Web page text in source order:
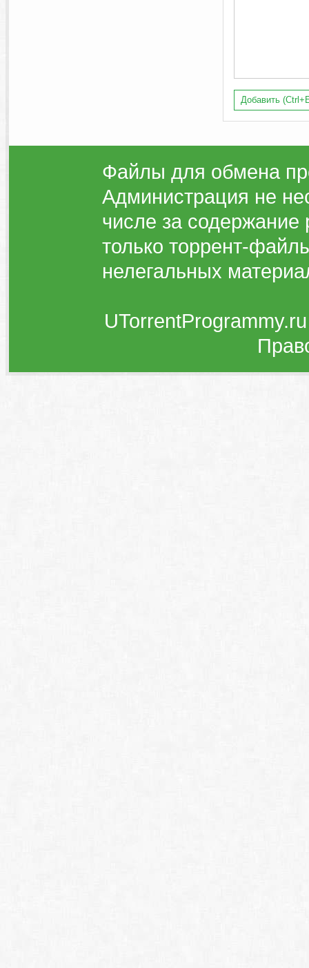
Добавить
Файлы для обмена
Администрация не
числе за
только торрент-
нелегальных
UTorrentProgrammy.ru